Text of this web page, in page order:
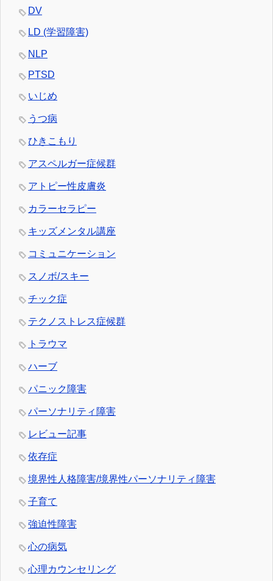
DV
LD (学習障害)
NLP
PTSD
いじめ
うつ病
ひきこもり
アスペルガー症候群
アトピー性皮膚炎
カラーセラピー
キッズメンタル講座
コミュニケーション
スノボ/スキー
チック症
テクノストレス症候群
トラウマ
ハーブ
パニック障害
パーソナリティ障害
レビュー記事
依存症
境界性人格障害/境界性パーソナリティ障害
子育て
強迫性障害
心の病気
心理カウンセリング